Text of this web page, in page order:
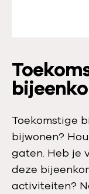
m
m
e
r
:
s
:
Toekomstige
bijwonen?
gaten. Heb je
deze
activiteiten?